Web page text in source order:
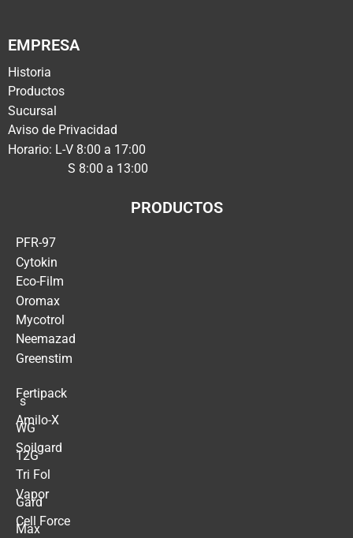
EMPRESA
Historia
Productos
Sucursal
Aviso de Privacidad
Horario: L-V 8:00 a 17:00
S 8:00 a 13:00
PRODUCTOS
PFR-97
Cytokin
Eco-Film
Oromax
Mycotrol
Neemazad
Greenstim
Fertipack
´s
Amilo-X
WG
Soilgard
12G
Tri Fol
Vapor
Gard
Cell Force
Max